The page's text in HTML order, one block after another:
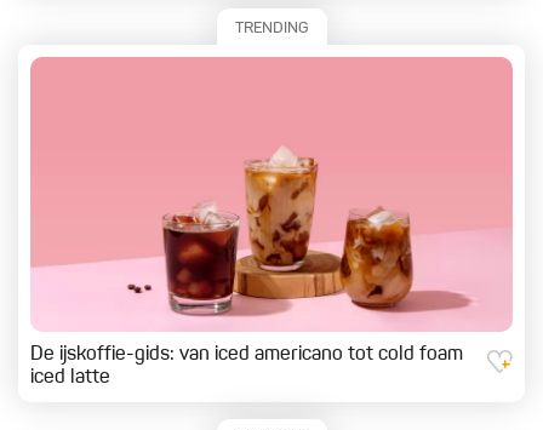
TRENDING
De ijskoffie-gids: van iced americano tot cold foam
iced latte